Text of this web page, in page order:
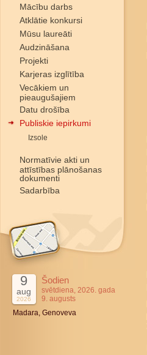
Mācību darbs
Atklātie konkursi
Mūsu laureāti
Audzināšana
Projekti
Karjeras izglītība
Vecākiem un
pieaugušajiem
Datu drošība
Publiskie iepirkumi
Izsole
Normatīvie akti un
attīstības plānošanas
dokumenti
Sadarbība
9
aug
2026
Šodien
svētdiena, 2026. gada
9. augusts
Madara, Genoveva